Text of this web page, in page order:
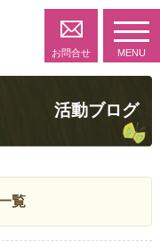
お問合せ MENU
活動ブログ
覧